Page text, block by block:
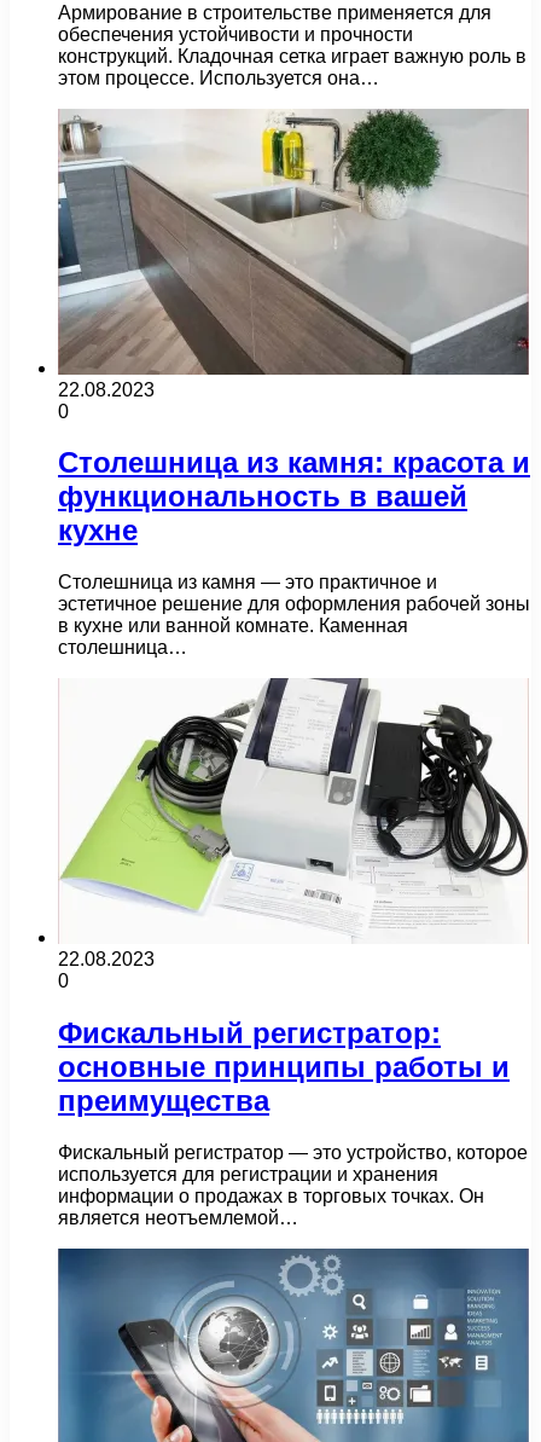
Армирование в строительстве применяется для
обеспечения устойчивости и прочности
конструкций. Кладочная сетка играет важную роль в
этом процессе. Используется она…
22.08.2023
0
Столешница из камня: красота и
функциональность в вашей
кухне
Столешница из камня — это практичное и
эстетичное решение для оформления рабочей зоны
в кухне или ванной комнате. Каменная
столешница…
22.08.2023
0
Фискальный регистратор:
основные принципы работы и
преимущества
Фискальный регистратор — это устройство, которое
используется для регистрации и хранения
информации о продажах в торговых точках. Он
является неотъемлемой…